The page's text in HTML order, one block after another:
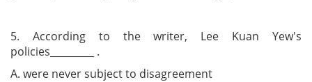
5. According to the writer, Lee Kuan Yew's
policies_________ .
A. were never subject to disagreement